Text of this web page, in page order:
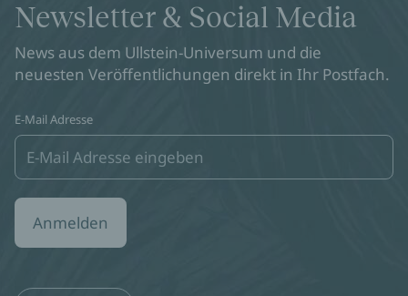
Newsletter & Social Media
News aus dem Ullstein-Universum und die
neuesten Veröffentlichungen direkt in Ihr Postfach.
E-Mail Adresse
Anmelden